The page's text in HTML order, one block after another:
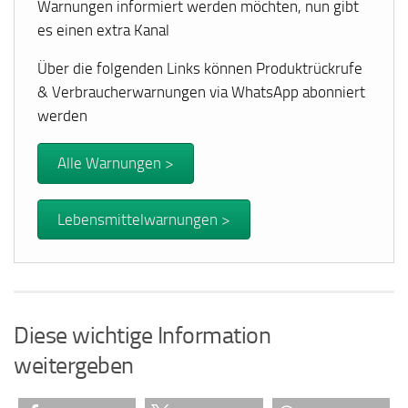
Warnungen informiert werden möchten, nun gibt
es einen extra Kanal
Über die folgenden Links können Produktrückrufe
& Verbraucherwarnungen via WhatsApp abonniert
werden
Alle Warnungen >
Lebensmittelwarnungen >
Diese wichtige Information
weitergeben